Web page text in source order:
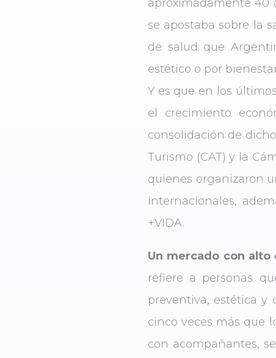
aproximadamente 40
se apostaba sobre la
de salud que
estético o por
Y es que en los
el crecimiento
consolidación de
Turismo (CAT) y la
quienes organizaron
internacionales,
+VIDA.
Un mercado con alto
refiere a personas
preventiva, estética
cinco veces más que
con acompañantes,